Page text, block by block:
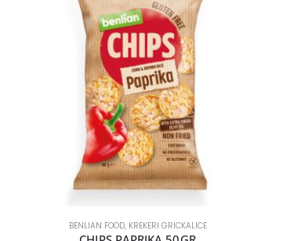
BENLIAN FOOD, KREKERI GRICKALICE